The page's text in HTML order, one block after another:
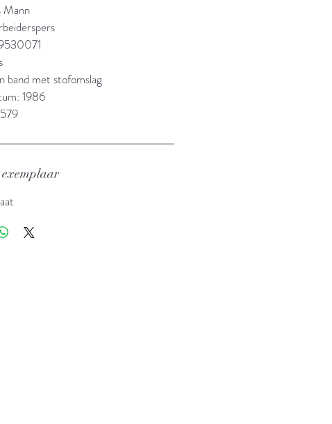
Mann
band met stofomslag
1986
exemplaar